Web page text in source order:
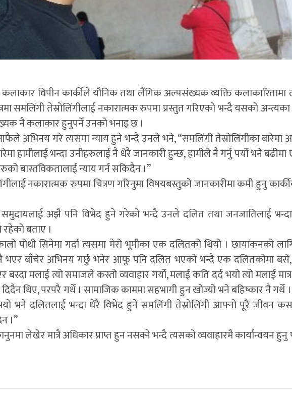
विपीन कार्कीले यौनिक तथा लैंगिक अल्पसंख्यक व्यक्ति कलाकारितामा
समलिंगी तेस्रोलिंगीलाई नकारात्मक रुपमा प्रस्तुत गरिएको भन्दै यसको अन्त्यका
नै कलाकार हुनुपर्ने उनको भनाइ छ ।
अभिनय गरे त्यसमा न्याय हुने भन्दै उनले भने, “समलिंगी तेस्रोलिंगीका बारेमा
हामीलाई भन्दा उनीहरुलाई नै धेरै जानकारी हुन्छ, हामीले नै गर्नु पर्यो भने
बास्तविकतालाई न्याय गर्न सकिदैन ।”
नकारात्मक रुपमा चित्रण गरिनुमा विषयबस्तुको जानकारीमा कमी हुनु
अझै पनि विभेद हुने गरेको भन्दै उनले दलित तथा जनजातिलाई
रहेको बताए ।
पोथी सिनेमा गर्दा त्यसमा मेरो भूमीका एक दलितको थियो । छायांकनको
भएर बाँचेर अभिनय गर्छु भनेर आफू पनि दलित भएको भन्दै एक दलितकोमा
मलाई त्यो समाजले कस्तो व्यवाहार गर्यो, मलाई कति दर्द भयो त्यो मलाई
थिए, परपरै गर्थे । सामाजिक काममा सहभागी हुन खोज्यो भने बहिष्कार नै गर्थे
भने दलितलाई भन्दा धेरै विभेद हुने समलिंगी तेस्रोलिंगी आफ्नो पूरै जीवन
।”
लेखेर मात्रै अधिकार प्राप्त हुन नसक्ने भन्दै त्यसको व्यवाहारमै कार्यान्वयन हुनु